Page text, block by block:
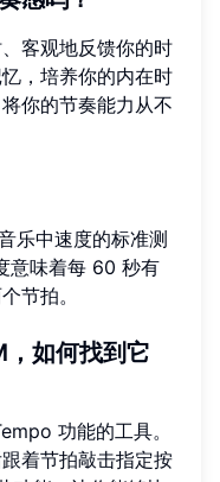
客观地反馈你的时
，培养你的内在时
你的节奏能力从不
乐中速度的标准测
意味着每 60 秒有
节拍。
如何找到它
功能的工具。
着节拍敲击指定按